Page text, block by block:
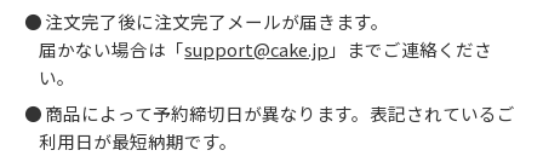
注文完了後に注文完了メールが届きます。
届かない場合は「support@cake.jp 」までご連絡くださ
い。
商品によって予約締切日が異なります。表記されているご
利用日が最短納期です。